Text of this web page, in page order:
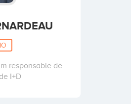
responsable de
I+D